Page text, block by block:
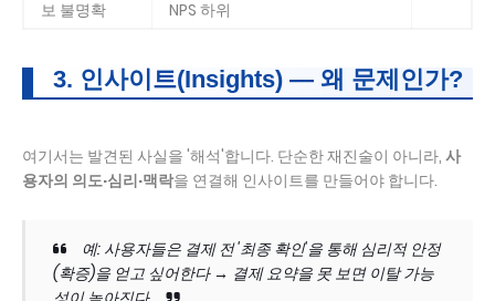
보 불명확
NPS 하위
3. 인사이트(Insights) — 왜 문제인가?
여기서는 발견된 사실을 '해석'합니다. 단순한 재진술이 아니라, 사
용자의 의도·심리·맥락을 연결해 인사이트를 만들어야 합니다.
예: 사용자들은 결제 전 '최종 확인'을 통해 심리적 안정
(확증)을 얻고 싶어한다 → 결제 요약을 못 보면 이탈 가능